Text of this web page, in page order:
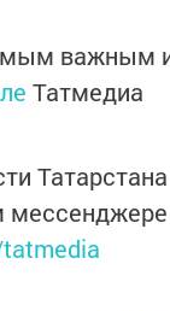
важным
Татмедиа